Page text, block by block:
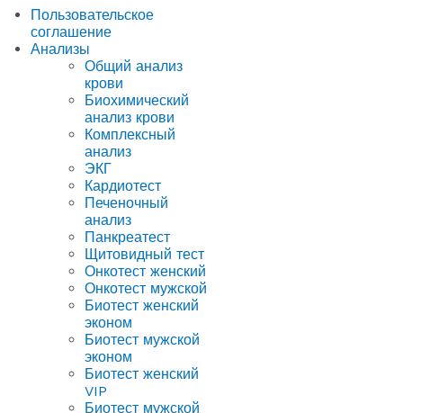
Пользовательское
соглашение
Анализы
Общий анализ
крови
Биохимический
анализ крови
Комплексный
анализ
ЭКГ
Кардиотест
Печеночный
анализ
Панкреатест
Щитовидный тест
Онкотест женский
Онкотест мужской
Биотест женский
эконом
Биотест мужской
эконом
Биотест женский
VIP
Биотест мужской